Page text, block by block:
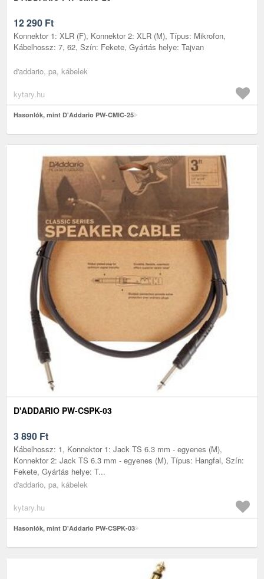
12 290 Ft
Konnektor 1: XLR (F), Konnektor 2: XLR (M), Típus: Mikrofon,
Kábelhossz: 7, 62, Szín: Fekete, Gyártás helye: Tajvan
d'addario, pa, kábelek
kytary.hu
Hasonlók, mint D'Addario PW-CMIC-25
D'ADDARIO PW-CSPK-03
3 890 Ft
Kábelhossz: 1, Konnektor 1: Jack TS 6.3 mm - egyenes (M),
Konnektor 2: Jack TS 6.3 mm - egyenes (M), Típus: Hangfal, Szín:
Fekete, Gyártás helye: T...
d'addario, pa, kábelek
kytary.hu
Hasonlók, mint D'Addario PW-CSPK-03